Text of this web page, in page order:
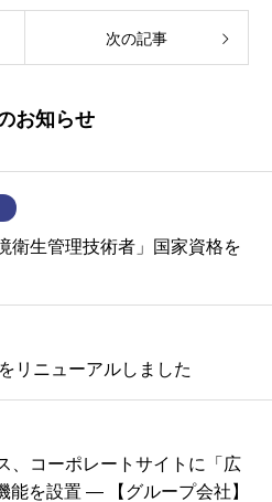
次の記事
お知らせ
衛生管理技術者」国家資格を
リニューアルしました
、コーポレートサイトに「広
能を設置 ― 【グループ会社】